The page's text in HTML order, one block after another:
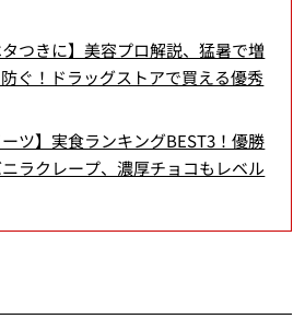
タつきに】美容プロ解説、猛暑で増
ぐ！ドラッグストアで買える優秀
ーツ】実食ランキングBEST3！優勝
ラクレープ、濃厚チョコもレベル